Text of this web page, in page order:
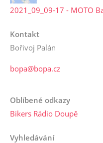
2021_09_09-17 - MOTO
Kontakt
Bořivoj Palán
bopa@bopa.cz
Oblíbené odkazy
Bikers Rádio Doupě
Vyhledávání